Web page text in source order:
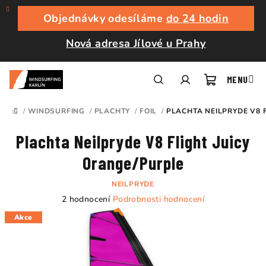
Přejít
obsah
Objednávky odesíláme do 24 hodin
Nová adresa Jílové u Prahy
košík
DOMŮ
/ WINDSURFING / PLACHTY / FOIL / PLACHTA NEILPRYDE V8
Plachta Neilpryde V8 Flight Juicy
Orange/Purple
NEILPRYDE
Průměrné
hodnocení
produktu
2 hodnocení Podrobnosti hodnocení
Akce